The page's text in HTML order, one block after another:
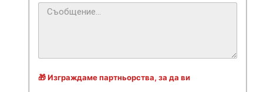
🎁 Изграждаме партньорства, за да ви